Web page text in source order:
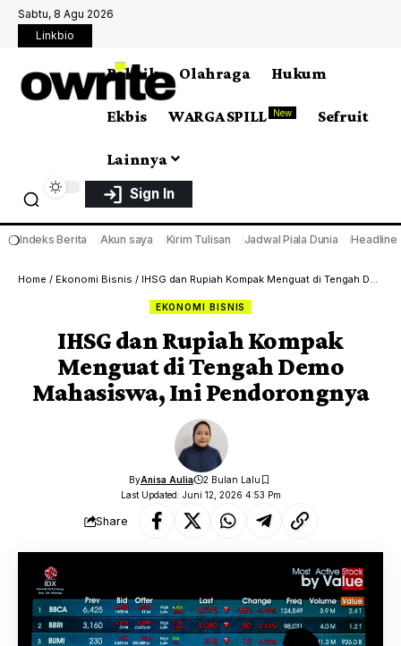
Sabtu, 8 Agu 2026
Linkbio
Politik Olahraga Hukum
Ekbis WARGA SPILL New Sefruit
Lainnya
Sign In
❍Indeks Berita Akun saya Kirim Tulisan Jadwal Piala Dunia Headline
Home / Ekonomi Bisnis / IHSG dan Rupiah Kompak Menguat di Tengah Demo Mahasiswa, Ini Pendorongnya
EKONOMI BISNIS
IHSG dan Rupiah Kompak
Menguat di Tengah Demo
Mahasiswa, Ini Pendorongnya
Last Updated: Juni 12, 2026 4:53 Pm
ByAnisa Aulia 2 Bulan Lalu
Share